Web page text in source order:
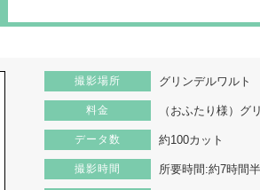
撮影場所 グリンデルワルト
料金 （おふたり様）
データ数 約100カット
撮影時間 所要時間:約7時間